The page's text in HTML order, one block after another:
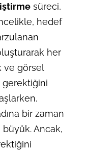
süreci,
hedef
her
ve görsel
gerektiğini
bir zaman
büyük. Ancak,